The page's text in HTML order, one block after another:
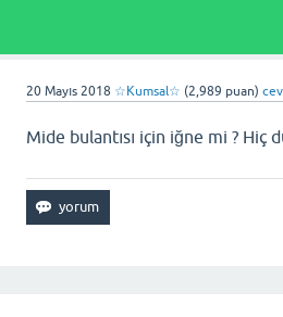
20 Mayıs 2018 ☆Kumsal☆ (2,989 puan)
Mide bulantısı için iğne mi ? Hiç